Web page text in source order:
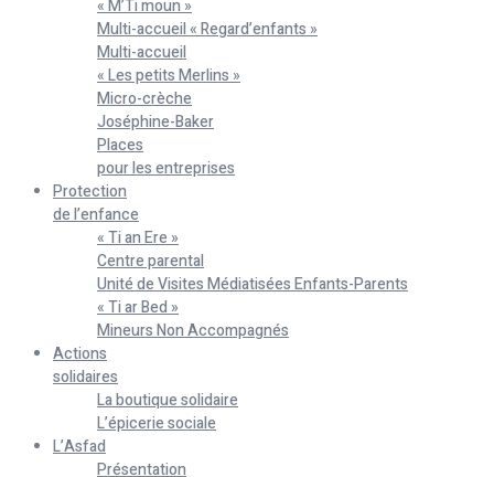
« M’Ti moun »
Multi-accueil « Regard’enfants »
Multi-accueil
« Les petits Merlins »
Micro-crèche
Joséphine-Baker
Places
pour les entreprises
Protection
de l’enfance
« Ti an Ere »
Centre parental
Unité de Visites Médiatisées Enfants-Parents
« Ti ar Bed »
Mineurs Non Accompagnés
Actions
solidaires
La boutique solidaire
L’épicerie sociale
L’Asfad
Présentation